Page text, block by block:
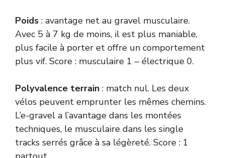
Poids : avantage net au gravel musculaire.
Avec 5 à 7 kg de moins, il est plus maniable,
plus facile à porter et offre un comportement
plus vif. Score : musculaire 1 – électrique 0.
Polyvalence terrain : match nul. Les deux
vélos peuvent emprunter les mêmes chemins.
L’e-gravel a l’avantage dans les montées
techniques, le musculaire dans les single
tracks serrés grâce à sa légèreté. Score : 1